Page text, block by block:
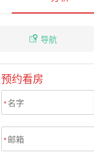
导航
预约看房
*
*